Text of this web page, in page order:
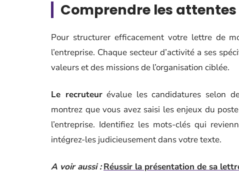
Comprendre les attentes
Pour structurer efficacement votre lettre de
l’entreprise. Chaque secteur d’activité a ses
valeurs et des missions de l’organisation ciblée.
Le recruteurévalue les candidatures selon
montrez que vous avez saisi les enjeux du
l’entreprise. Identifiez les mots-clés qui
intégrez-les judicieusement dans votre texte.
A voir aussi : Réussir la présentation de sa